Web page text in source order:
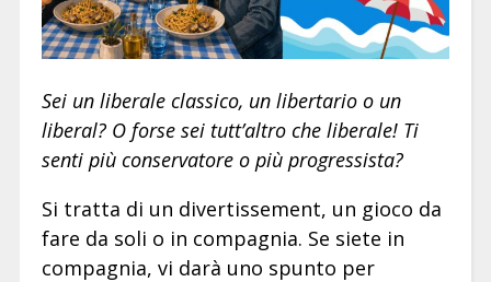
Sei un liberale classico, un libertario o un
liberal? O forse sei tutt’altro che liberale! Ti
senti più conservatore o più progressista?
Si tratta di un divertissement, un gioco da
fare da soli o in compagnia. Se siete in
compagnia, vi darà uno spunto per